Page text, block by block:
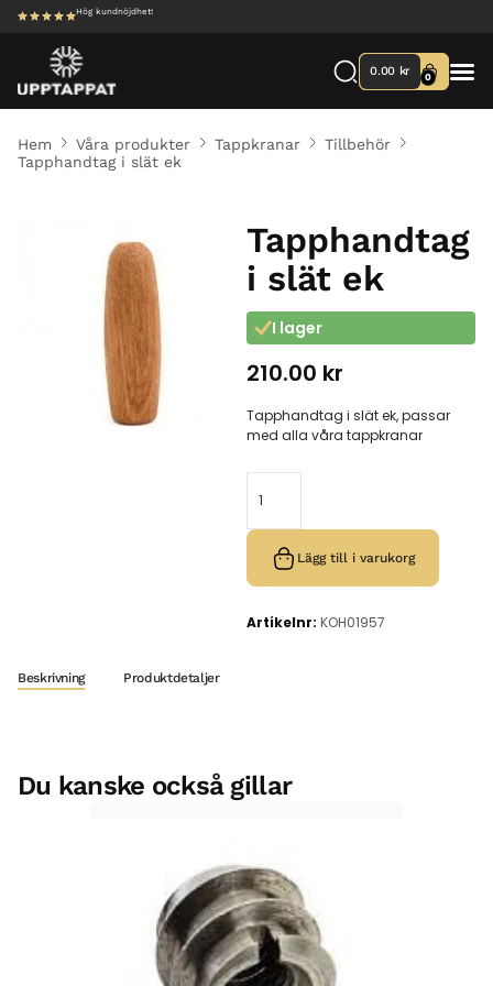
Hög kundnöjdhet!
0.00 kr 0
Hem Våra produkter Tappkranar
Tillbehör
Tapphandtag i slät ek
Tapphandtag
i slät ek
I lager
210.00 kr
Tapphandtag i slät ek, passar
med alla våra tappkranar
Lägg till i varukorg
Artikelnr: KOH01957
Beskrivning Produktdetaljer
Du kanske också gillar